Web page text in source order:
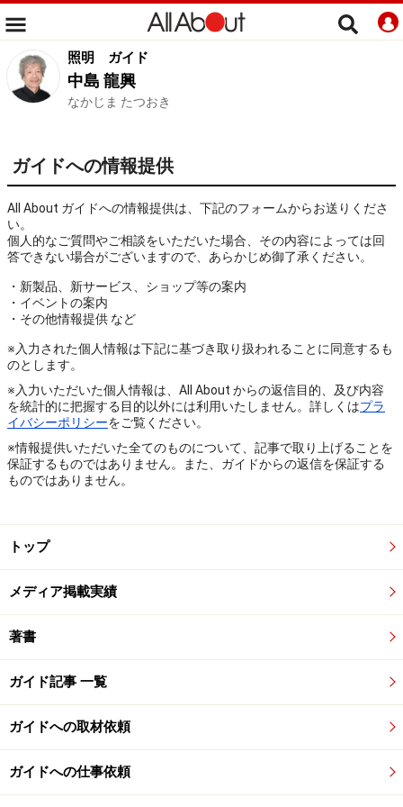
照明 ガイド
中島 龍興
なかじま たつおき
ガイドへの情報提供
All About ガイドへの情報提供は、下記のフォームからお送りくださ
い。
個人的なご質問やご相談をいただいた場合、その内容によっては回
答できない場合がございますので、あらかじめ御了承ください。
・新製品、新サービス、ショップ等の案内
・イベントの案内
・その他情報提供 など
※入力された個人情報は下記に基づき取り扱われることに同意するも
のとします。
※入力いただいた個人情報は、All About からの返信目的、及び内容
を統計的に把握する目的以外には利用いたしません。詳しくはプラ
イバシーポリシーをご覧ください。
※情報提供いただいた全てのものについて、記事で取り上げることを
保証するものではありません。また、ガイドからの返信を保証する
ものではありません。
トップ
メディア掲載実績
著書
ガイド記事 一覧
ガイドへの取材依頼
ガイドへの仕事依頼